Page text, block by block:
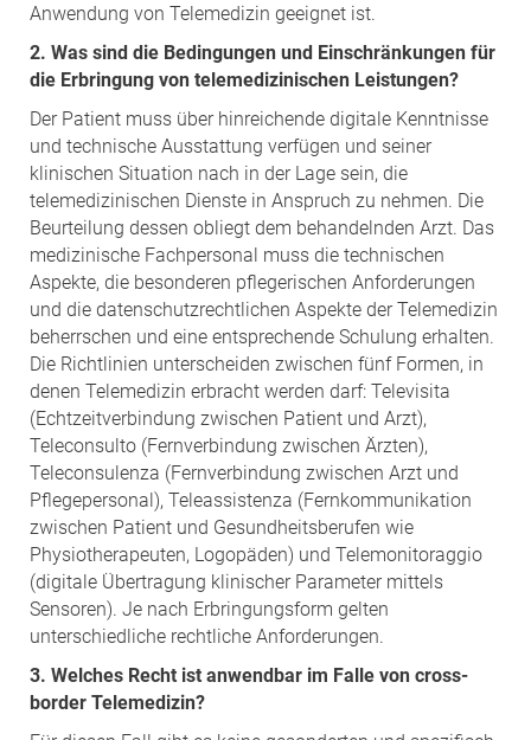
Anwendung von Telemedizin geeignet ist.
2. Was sind die Bedingungen und Einschränkungen für
die Erbringung von telemedizinischen Leistungen?
Der Patient muss über hinreichende digitale Kenntnisse
und technische Ausstattung verfügen und seiner
klinischen Situation nach in der Lage sein, die
telemedizinischen Dienste in Anspruch zu nehmen. Die
Beurteilung dessen obliegt dem behandelnden Arzt. Das
medizinische Fachpersonal muss die technischen
Aspekte, die besonderen pflegerischen Anforderungen
und die datenschutzrechtlichen Aspekte der Telemedizin
beherrschen und eine entsprechende Schulung erhalten.
Die Richtlinien unterscheiden zwischen fünf Formen, in
denen Telemedizin erbracht werden darf: Televisita
(Echtzeitverbindung zwischen Patient und Arzt),
Teleconsulto (Fernverbindung zwischen Ärzten),
Teleconsulenza (Fernverbindung zwischen Arzt und
Pflegepersonal), Teleassistenza (Fernkommunikation
zwischen Patient und Gesundheitsberufen wie
Physiotherapeuten, Logopäden) und Telemonitoraggio
(digitale Übertragung klinischer Parameter mittels
Sensoren). Je nach Erbringungsform gelten
unterschiedliche rechtliche Anforderungen.
3. Welches Recht ist anwendbar im Falle von cross-
border Telemedizin?